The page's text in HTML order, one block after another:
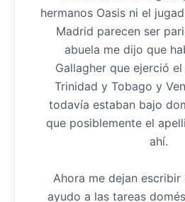
hermanos Oasis ni el
Madrid parecen ser
abuela me dijo que
Gallagher que ejerció
Trinidad y Tobago y
todavía estaban bajo
que posiblemente el
ahí.
Ahora me dejan escribir
ayudo a las tareas